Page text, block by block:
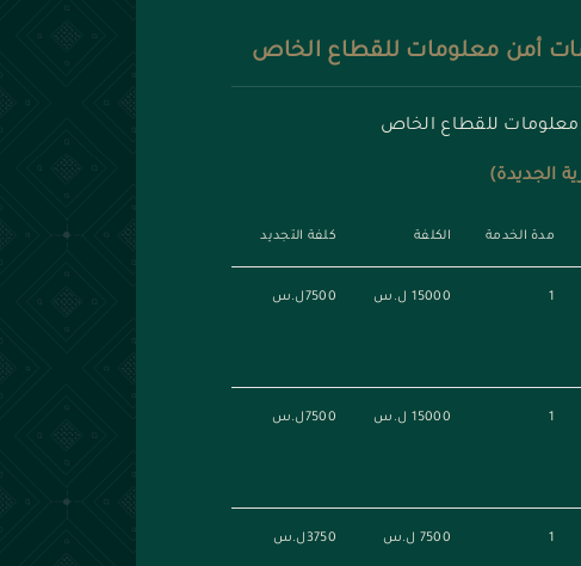
أمن معلومات للقطاع الخاص
معلومات للقطاع الخاص
الجديدة)
مدة الخدمة الكلفة كلفة التجديد
1 15000 ل.س 7500ل.س
1 15000 ل.س 7500ل.س
1 7500 ل.س 3750ل.س